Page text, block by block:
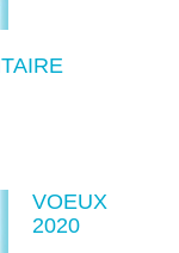
VOEUX
2020